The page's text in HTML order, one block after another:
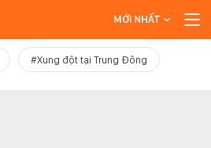
MỚI NHẤT
#Xung đột tại Trung Đông